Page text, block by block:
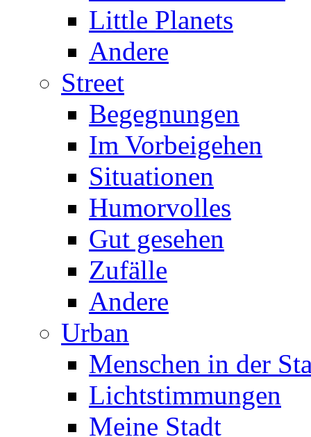
Little Planets
Andere
Street
Begegnungen
Im Vorbeigehen
Situationen
Humorvolles
Gut gesehen
Zufälle
Andere
Urban
Menschen in der
Lichtstimmungen
Meine Stadt